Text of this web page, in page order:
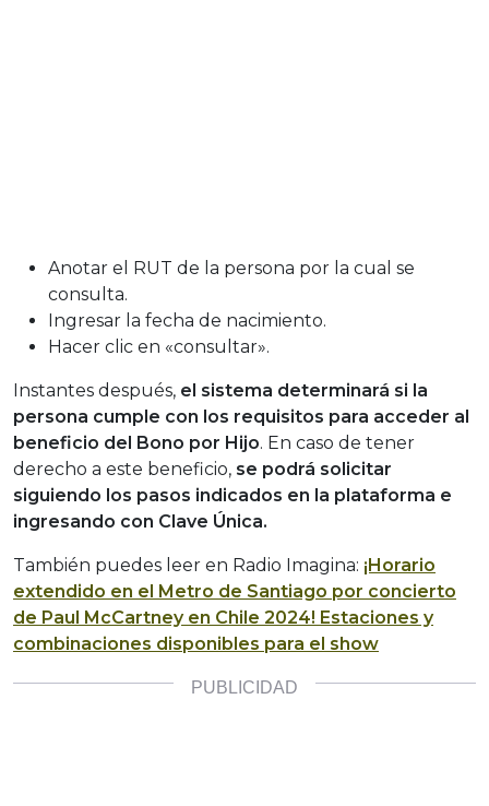
Anotar el RUT de la persona por la cual se
consulta.
Ingresar la fecha de nacimiento.
Hacer clic en «consultar».
Instantes después, el sistema determinará si la
persona cumple con los requisitos para acceder al
beneficio del Bono por Hijo. En caso de tener
derecho a este beneficio, se podrá solicitar
siguiendo los pasos indicados en la plataforma e
ingresando con Clave Única.
También puedes leer en Radio Imagina: ¡Horario
extendido en el Metro de Santiago por concierto
de Paul McCartney en Chile 2024! Estaciones y
combinaciones disponibles para el show